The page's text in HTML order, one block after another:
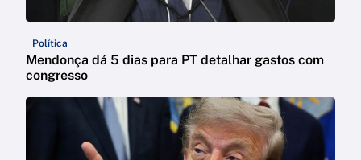
Política
Mendonça dá 5 dias para PT detalhar gastos com
congresso